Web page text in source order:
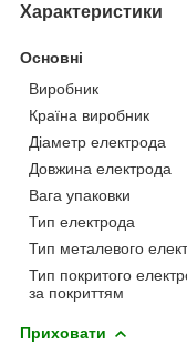
Характеристики
Основні
Виробник
Країна виробник
Діаметр електрода
Довжина електрода
Вага упаковки
Тип електрода
Тип металевого
Тип покритого
за покриттям
Приховати